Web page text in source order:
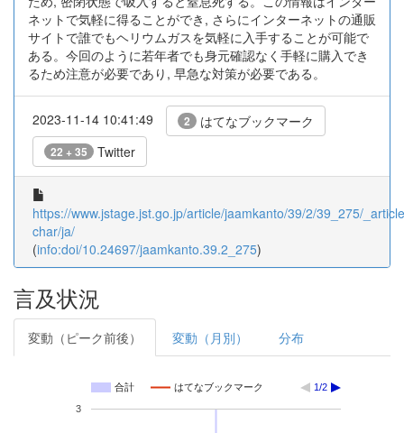
ネットで気軽に得ることができ, さらにインターネットの通販
サイトで誰でもヘリウムガスを気軽に入手することが可能で
ある。今回のように若年者でも身元確認なく手軽に購入でき
るため注意が必要であり, 早急な対策が必要である。
2023-11-14 10:41:49 2 はてなブックマーク
22 + 35 Twitter
https://www.jstage.jst.go.jp/article/jaamkanto/39/2/39_275/
char/ja/
(info:doi/10.24697/jaamkanto.39.2_275)
言及状況
変動（ピーク前後） 変動（月別） 分布
合計 はてなブックマーク 1/2
3